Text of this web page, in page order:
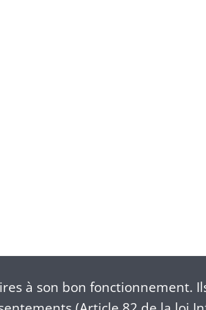
à son bon fonctionnement.